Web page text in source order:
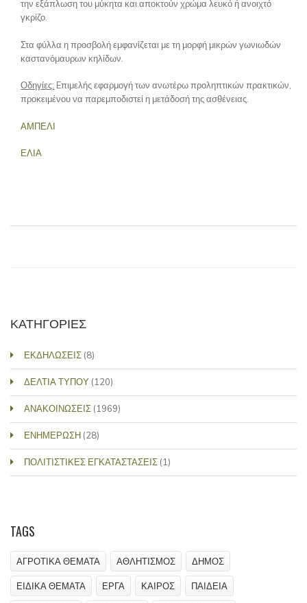
την εξάπλωση του μύκητα και αποκτούν χρώμα λευκό ή ανοιχτό
γκρίζο.
Στα φύλλα η προσβολή εμφανίζεται με τη μορφή μικρών γωνιωδών
καστανόμαυρων κηλίδων.
Οδηγίες: Eπιμελής εφαρμογή των ανωτέρω προληπτικών πρακτικών,
προκειμένου να παρεμποδιστεί η μετάδοσή της ασθένειας.
ΑΜΠΕΛΙ
ΕΛΙΑ
ΚΑΤΗΓΟΡΙΕΣ
ΕΚΔΗΛΩΣΕΙΣ (8)
ΔΕΛΤΙΑ ΤΥΠΟΥ (120)
ΑΝΑΚΟΙΝΩΣΕΙΣ (1969)
ΕΝΗΜΕΡΩΣΗ (28)
ΠΟΛΙΤΙΣΤΙΚΕΣ ΕΓΚΑΤΑΣΤΑΣΕΙΣ (1)
TAGS
ΑΓΡΟΤΙΚΑ ΘΕΜΑΤΑ ΑΘΛΗΤΙΣΜΟΣ ΔΗΜΟΣ
ΕΙΔΙΚΑ ΘΕΜΑΤΑ ΕΡΓΑ ΚΑΙΡΟΣ ΠΑΙΔΕΙΑ